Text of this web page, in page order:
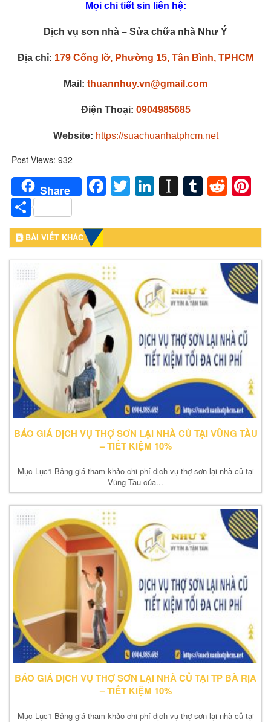
Mọi chi tiết sin liên hệ:
Dịch vụ sơn nhà – Sửa chữa nhà Như Ý
Địa chỉ: 179 Cống lỡ, Phường 15, Tân Bình, TPHCM
Mail: thuannhuy.vn@gmail.com
Điện Thoại: 0904985685
Website: https://suachuanhatphcm.net
Post Views: 932
Share Facebook
Twitter
LinkedIn
Instapaper
Tumblr
Share
BÀI VIẾT KHÁC
BÁO GIÁ DỊCH VỤ THỢ SƠN LẠI NHÀ CỦ TẠI VŨNG TÀU
– TIẾT KIỆM 10%
Mục Lục1 Bảng giá tham khảo chi phí dịch vụ thợ sơn lại nhà củ tại
Vũng Tàu của...
BÁO GIÁ DỊCH VỤ THỢ SƠN LẠI NHÀ CỦ TẠI TP BÀ RỊA
– TIẾT KIỆM 10%
Mục Lục1 Bảng giá tham khảo chi phí dịch vụ thợ sơn lại nhà củ tại